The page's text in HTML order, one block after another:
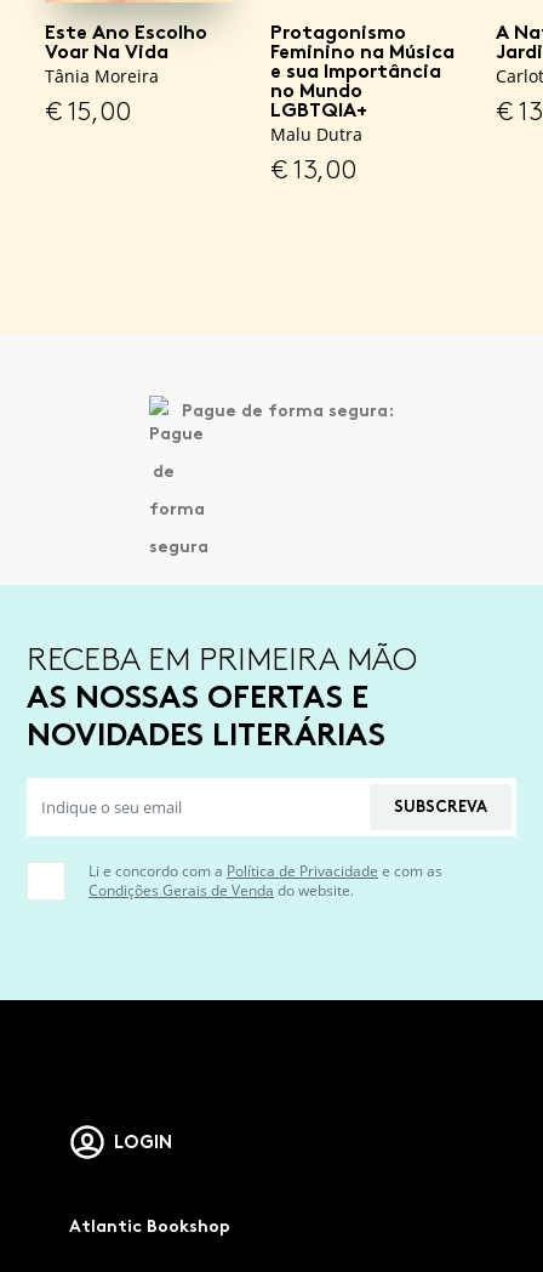
Este Ano Escolho
Voar Na Vida
Tânia Moreira
€15,00
Protagonismo
Feminino na Música
e sua Importância
no Mundo
LGBTQIA+
Malu Dutra
€13,00
A
€
Pague de forma segura:
RECEBA EM PRIMEIRA MÃO
AS NOSSAS OFERTAS E
NOVIDADES LITERÁRIAS
SUBSCREVA
Li e concordo com a Política de Privacidade e com as
Condições Gerais de Venda do website.
LOGIN
Atlantic Bookshop